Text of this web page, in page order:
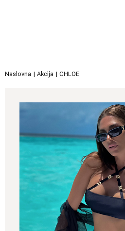
Naslovna | Akcija | CHLOE